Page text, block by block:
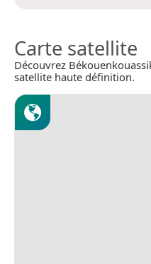
Carte satellite
Découvrez
satellite haute définition.